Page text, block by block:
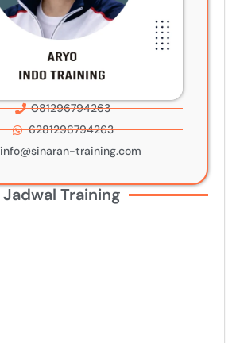
081296794263
6281296794263
info@sinaran-training.com
Jadwal Training